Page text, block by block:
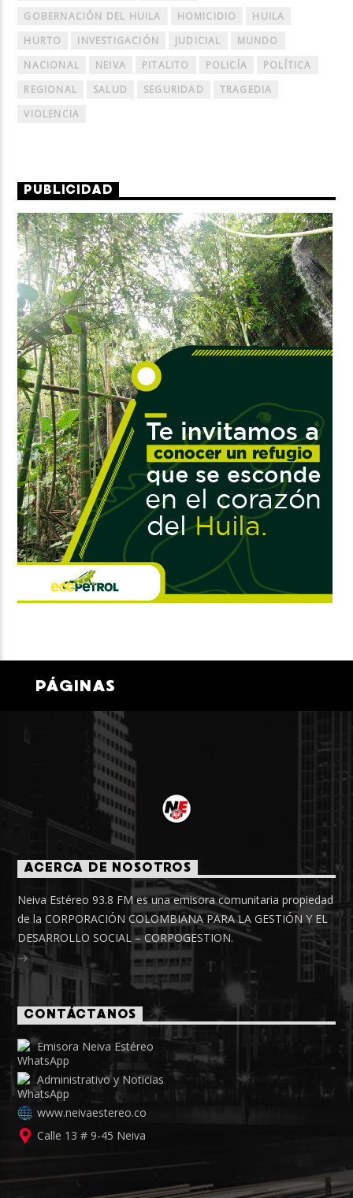
GOBERNACIÓN DEL HUILA
HOMICIDIO
HUILA
HURTO
INVESTIGACIÓN JUDICIAL
MUNDO
NACIONAL
NEIVA PITALITO POLICÍA
POLÍTICA
REGIONAL
SALUD SEGURIDAD
TRAGEDIA
VIOLENCIA
PUBLICIDAD
PÁGINAS
ACERCA DE NOSOTROS
Neiva Estéreo 93.8 FM es una emisora comunitaria propiedad
de la CORPORACIÓN COLOMBIANA PARA LA GESTIÓN Y EL
DESARROLLO SOCIAL – CORPOGESTION.
CONTÁCTANOS
Emisora Neiva Estéreo
Administrativo y Noticias
www.neivaestereo.co
Calle 13 # 9-45 Neiva